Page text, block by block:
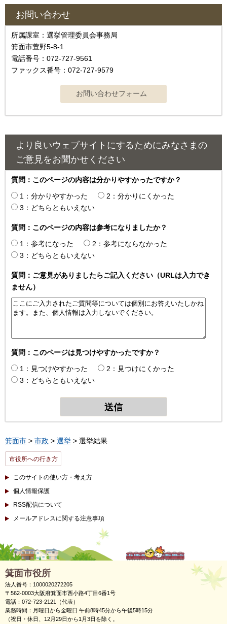
お問い合わせ
所属課室：選挙管理委員会事務局
箕面市萱野5-8-1
電話番号：072-727-9561
ファックス番号：072-727-9579
より良いウェブサイトにするためにみなさまの
ご意見をお聞かせください
質問：このページの内容は分かりやすかったですか？
1：分かりやすかった
2：分かりにくかった
3：どちらともいえない
質問：このページの内容は参考になりましたか？
1：参考になった
2：参考にならなかった
3：どちらともいえない
質問：ご意見がありましたらご記入ください（URLは入力でき
ません）
質問：このページは見つけやすかったですか？
1：見つけやすかった
2：見つけにくかった
3：どちらともいえない
箕面市 > 市政 > 選挙 > 選挙結果
市役所への行き方
このサイトの使い方・考え方
個人情報保護
RSS配信について
メールアドレスに関する注意事項
箕面市役所
法人番号：1000020272205
〒562-0003大阪府箕面市西小路4丁目6番1号
電話：072-723-2121（代表）
業務時間：月曜日から金曜日 午前8時45分から午後5時15分
（祝日・休日、12月29日から1月3日を除く。